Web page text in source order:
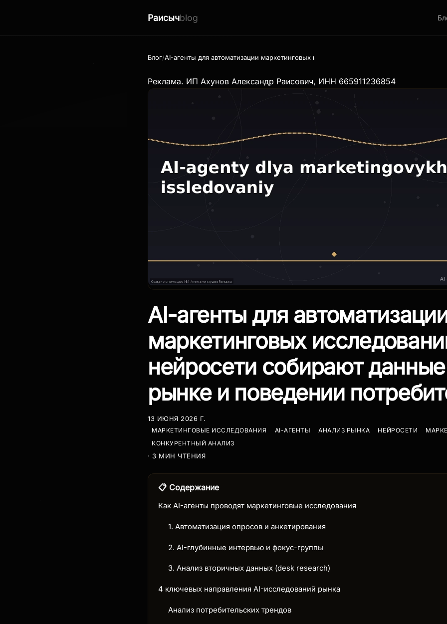
Раисычblog
Блог AI-агенты для автоматизации маркетинговых исследований: как нейросети
Реклама. ИП Ахунов Александр Раисович, ИНН 665911236854
AI-агенты для
маркетинговых
нейросети собирают
рынке и поведении
13 ИЮНЯ 2026 Г.
МАРКЕТИНГОВЫЕ ИССЛЕДОВАНИЯ
AI-АГЕНТЫ АНАЛИЗ РЫНКА НЕЙРОСЕТИ
КОНКУРЕНТНЫЙ АНАЛИЗ
· 3 МИН ЧТЕНИЯ
📋 Содержание
Как AI-агенты проводят маркетинговые исследования
1. Автоматизация опросов и анкетирования
2. AI-глубинные интервью и фокус-группы
3. Анализ вторичных данных (desk research)
4 ключевых направления AI-исследований рынка
Анализ потребительских трендов